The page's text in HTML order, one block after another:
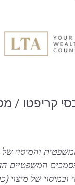
קריפטו /
והמיסוי של
המשפטיים
של מיצוי